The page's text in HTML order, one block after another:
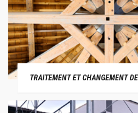
TRAITEMENT ET CHANGEMENT